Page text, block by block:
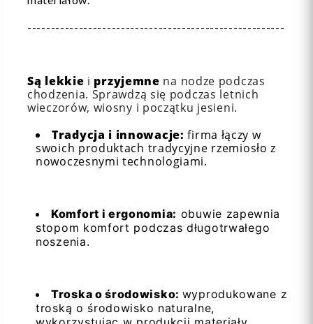
-------------------------------------------------------
Są lekkie i przyjemne na nodze podczas
chodzenia. Sprawdzą się podczas letnich
wieczorów, wiosny i początku jesieni.
Tradycja i innowacje: firma łączy w
swoich produktach tradycyjne rzemiosło z
nowoczesnymi technologiami.
Komfort i ergonomia: obuwie zapewnia
stopom komfort podczas długotrwałego
noszenia.
Troska o środowisko: wyprodukowane z
troską o środowisko naturalne,